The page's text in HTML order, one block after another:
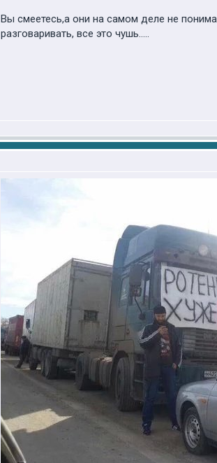
Вы смеетесь,а они на самом деле не
разговаривать, все это чушь.....